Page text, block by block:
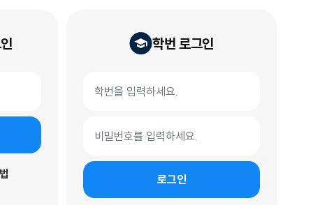
학번 로그인
로그인